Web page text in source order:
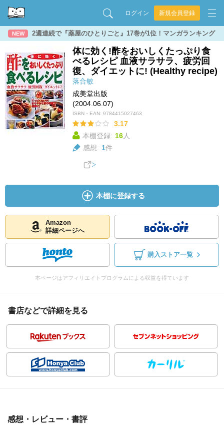
ログイン 新規会員登録
NEW 2週連続で『薬屋のひとりごと』17巻が1位！マンガランキング
体に効く!酢をおいしくたっぷり食
べるレシピ 血液サラサラ、疲労回
復、ダイエットに! (Healthy recipe)
落合敏
成美堂出版
(2004.06.07)
ISBN・EAN: 9784415027463
3.17
本棚登録: 16人
感想: 1件
本棚に登録する
Amazon
詳細ページへ
購入ストア一覧
本ページはアフィリエイトプログラムによる収益を得ています
書店などで詳細を見る
感想・レビュー・書評